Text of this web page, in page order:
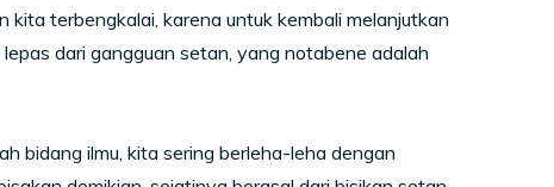
terbengkalai, karena untuk kembali melanjutkan
dari gangguan setan, yang notabene adalah
bidang ilmu, kita sering berleha-leha dengan